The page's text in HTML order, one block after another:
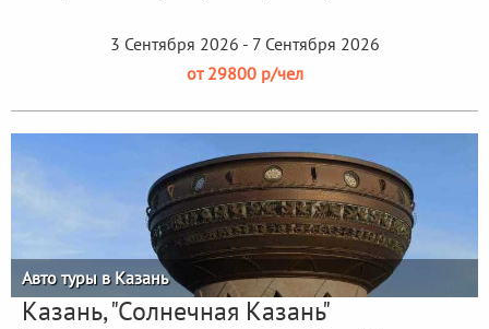
3 Сентября 2026 - 7 Сентября 2026
от 29800 р/чел
Авто туры в Казань
Казань, "Солнечная Казань"